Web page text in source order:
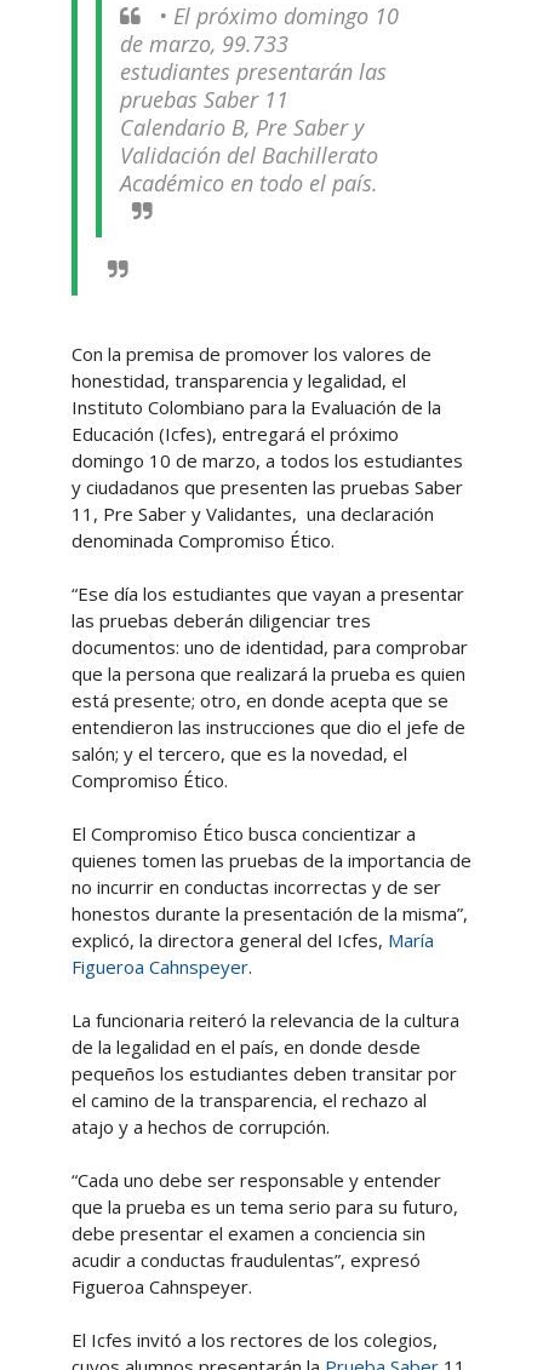
• El próximo domingo 10
de marzo, 99.733
estudiantes presentarán las
pruebas Saber 11
Calendario B, Pre Saber y
Validación del Bachillerato
Académico en todo el país.
Con la premisa de promover los valores de
honestidad, transparencia y legalidad, el
Instituto Colombiano para la Evaluación de la
Educación (Icfes), entregará el próximo
domingo 10 de marzo, a todos los estudiantes
y ciudadanos que presenten las pruebas Saber
11, Pre Saber y Validantes, una declaración
denominada Compromiso Ético.
“Ese día los estudiantes que vayan a presentar
las pruebas deberán diligenciar tres
documentos: uno de identidad, para comprobar
que la persona que realizará la prueba es quien
está presente; otro, en donde acepta que se
entendieron las instrucciones que dio el jefe de
salón; y el tercero, que es la novedad, el
Compromiso Ético.
El Compromiso Ético busca concientizar a
quienes tomen las pruebas de la importancia de
no incurrir en conductas incorrectas y de ser
honestos durante la presentación de la misma”,
explicó, la directora general del Icfes, María
Figueroa Cahnspeyer.
La funcionaria reiteró la relevancia de la cultura
de la legalidad en el país, en donde desde
pequeños los estudiantes deben transitar por
el camino de la transparencia, el rechazo al
atajo y a hechos de corrupción.
“Cada uno debe ser responsable y entender
que la prueba es un tema serio para su futuro,
debe presentar el examen a conciencia sin
acudir a conductas fraudulentas”, expresó
Figueroa Cahnspeyer.
El Icfes invitó a los rectores de los colegios,